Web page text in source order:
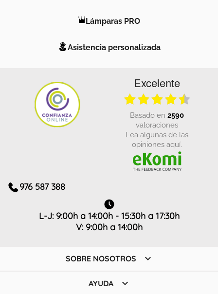
Lámparas PRO
Asistencia personalizada
Excelente
basado en 2590
valoraciones
Lea algunas de las
opiniones aquí.
976 587 388
L-J: 9:00h a 14:00h - 15:30h a 17:30h
V: 9:00h a 14:00h
SOBRE NOSOTROS 
AYUDA 